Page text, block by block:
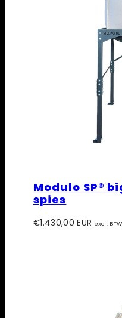
Modulo SP®
spies
Prijs
€1.430,00 EUR excl. BTW